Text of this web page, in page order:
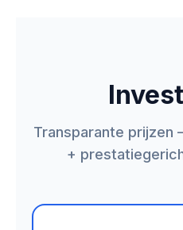
Transparante prijzen
+